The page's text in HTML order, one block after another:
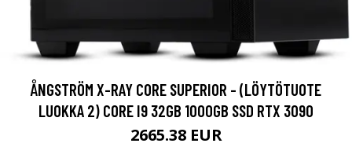
ÅNGSTRÖM X-RAY CORE SUPERIOR - (LÖYTÖTUOTE
LUOKKA 2) CORE I9 32GB 1000GB SSD RTX 3090
2665.38 EUR